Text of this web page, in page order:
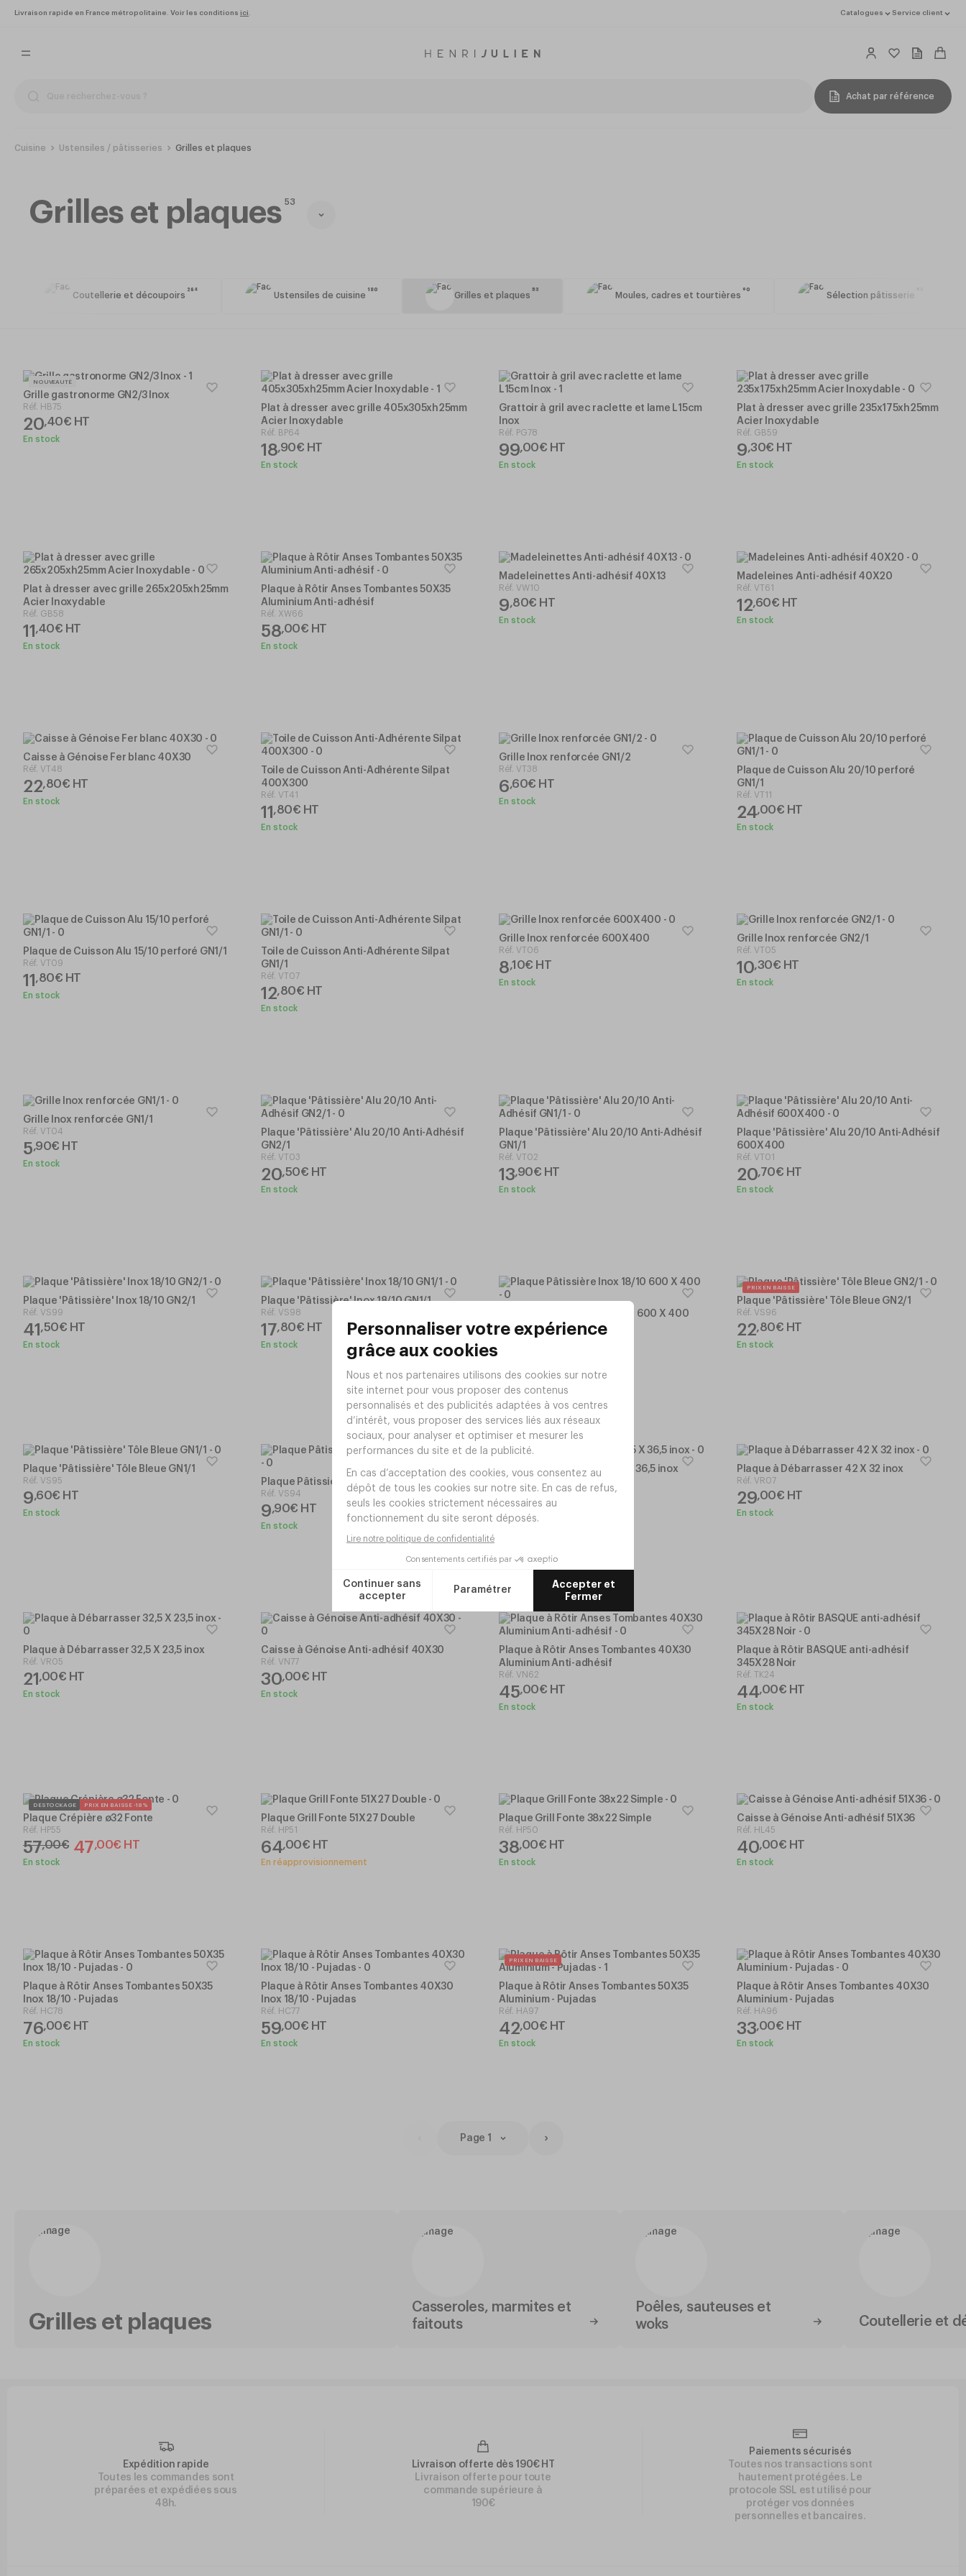
Livraison rapide en France métropolitaine. Voir les conditions ici . Catalogues Service client
Achat par référence
Cuisine Ustensiles / pâtisseries Grilles et plaques
Grilles et plaques 53
Coutellerie et découpoirs 264 Ustensiles de cuisine 180 Grilles et plaques 53 Moules, cadres et tourtières 90 Sélection pâtisserie
NOUVEAUTÉ
Grille gastronorme GN2/3 Inox
Réf. HB75
20,40€ HT
En stock
Plat à dresser avec grille 405x305xh25mm
Acier Inoxydable
Réf. BP64
18,90€ HT
En stock
Grattoir à gril avec raclette et lame L15cm
Inox
Réf. PG78
99,00€ HT
En stock
Plat à dresser avec grille 235x175xh25mm
Acier Inoxydable
Réf. GB59
9,30€ HT
En stock
Plat à dresser avec grille 265x205xh25mm
Acier Inoxydable
Réf. GB58
11,40€ HT
En stock
Plaque à Rôtir Anses Tombantes 50X35
Aluminium Anti-adhésif
Réf. XW66
58,00€ HT
En stock
Madeleinettes Anti-adhésif 40X13
Réf. VW10
9,80€ HT
En stock
Madeleines Anti-adhésif 40X20
Réf. VT61
12,60€ HT
En stock
Caisse à Génoise Fer blanc 40X30
Réf. VT48
22,80€ HT
En stock
Toile de Cuisson Anti-Adhérente Silpat
400X300
Réf. VT41
11,80€ HT
En stock
Grille Inox renforcée GN1/2
Réf. VT38
6,60€ HT
En stock
Plaque de Cuisson Alu 20/10 perforé
GN1/1
Réf. VT11
24,00€ HT
En stock
Plaque de Cuisson Alu 15/10 perforé GN1/1
Réf. VT09
11,80€ HT
En stock
Toile de Cuisson Anti-Adhérente Silpat
GN1/1
Réf. VT07
12,80€ HT
En stock
Grille Inox renforcée 600X400
Réf. VT06
8,10€ HT
En stock
Grille Inox renforcée GN2/1
Réf. VT05
10,30€ HT
En stock
Grille Inox renforcée GN1/1
Réf. VT04
5,90€ HT
En stock
Plaque 'Pâtissière' Alu 20/10 Anti-Adhésif
GN2/1
Réf. VT03
20,50€ HT
En stock
Plaque 'Pâtissière' Alu 20/10 Anti-Adhésif
GN1/1
Réf. VT02
13,90€ HT
En stock
Plaque 'Pâtissière' Alu 20/10 Anti-Adhésif
600X400
Réf. VT01
20,70€ HT
En stock
Plaque 'Pâtissière' Inox 18/10 GN2/1
Réf. VS99
41,50€ HT
En stock
Plaque 'Pâtissière' Inox 18/10 GN1/1
Réf. VS98
17,80€ HT
En stock
Plaque Pâtissière Inox 18/10 600 X 400
Réf. VS97
30
PRIX EN BAISSE
Plaque 'Pâtissière' Tôle Bleue GN2/1
Réf. VS96
22,80€ HT
En stock
Plaque 'Pâtissière' Tôle Bleue GN1/1
Réf. VS95
9,60€ HT
En stock
Plaque Pâtissière Tôle Bleue 600 X 400
Réf. VS94
9,90€ HT
En stock
Plaque à Débarrasser 51,5 X 36,5 inox
Réf.
39,00€ HT
En stock
Plaque à Débarrasser 42 X 32 inox
Réf. VR07
29,00€ HT
En stock
Plaque à Débarrasser 32,5 X 23,5 inox
Réf. VR05
21,00€ HT
En stock
Caisse à Génoise Anti-adhésif 40X30
Réf. VN77
30,00€ HT
En stock
Plaque à Rôtir Anses Tombantes 40X30
Aluminium Anti-adhésif
Réf. VN62
45,00€ HT
En stock
Plaque à Rôtir BASQUE anti-adhésif
345X28 Noir
Réf. TK24
44,00€ HT
En stock
DESTOCKAGE PRIX EN BAISSE -18%
Plaque Crépière ø32 Fonte
Réf. HP55
57,00€ 47,00€ HT
En stock
Plaque Grill Fonte 51X27 Double
Réf. HP51
64,00€ HT
En réapprovisionnement
Plaque Grill Fonte 38x22 Simple
Réf. HP50
38,00€ HT
En stock
Caisse à Génoise Anti-adhésif 51X36
Réf. HL45
40,00€ HT
En stock
Plaque à Rôtir Anses Tombantes 50X35
Inox 18/10 - Pujadas
Réf. HC78
76,00€ HT
En stock
Plaque à Rôtir Anses Tombantes 40X30
Inox 18/10 - Pujadas
Réf. HC77
59,00€ HT
En stock
PRIX EN BAISSE
Plaque à Rôtir Anses Tombantes 50X35
Aluminium - Pujadas
Réf. HA97
42,00€ HT
En stock
Plaque à Rôtir Anses Tombantes 40X30
Aluminium - Pujadas
Réf. HA96
33,00€ HT
En stock
Page 1
Grilles et plaques
Casseroles, marmites et
faitouts
Poêles, sauteuses et
woks
Coutellerie et
Expédition rapide
Toutes les commandes sont
préparées et expédiées sous
48h.
Livraison offerte dès 190€ HT
Livraison offerte pour toute
commande supérieure à
190€
Paiements sécurisés
Toutes nos transactions sont
hautement protégées. Le
protocole SSL est utilisé pour
protéger vos données
personnelles et bancaires.